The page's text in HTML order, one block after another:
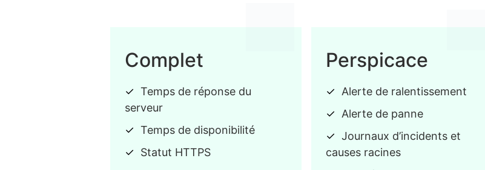
Complet
Temps de réponse du
serveur
Temps de disponibilité
Statut HTTPS
Perspicace
Alerte de ralentissement
Alerte de panne
Journaux d’incidents et
causes racines